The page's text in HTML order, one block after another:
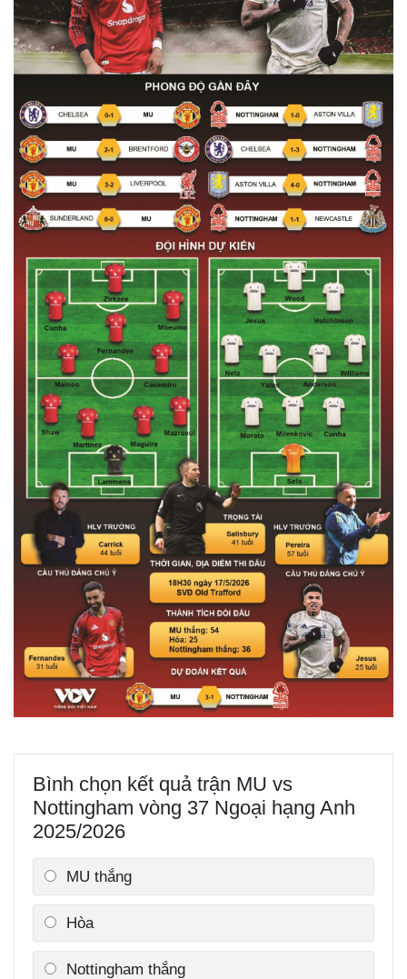
Thế giới
Quan sát
Cuộc sống đó đây
Hồ sơ
Multimedia
Ảnh
Infographic
Bình chọn kết quả trận MU vs
Nottingham vòng 37 Ngoại hạng Anh
2025/2026
MU thắng
Hòa
Nottingham thắng